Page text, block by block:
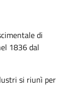
di
1836 dal
si riunì per